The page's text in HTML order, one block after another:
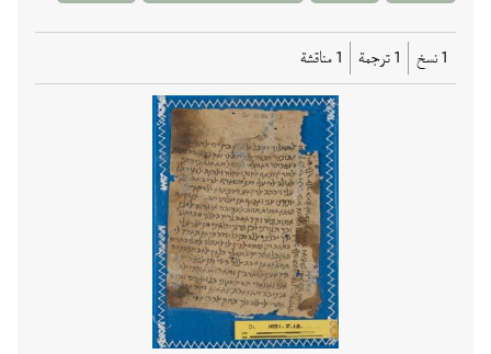
1 نسخ 1 ترجمة 1 مناقشة